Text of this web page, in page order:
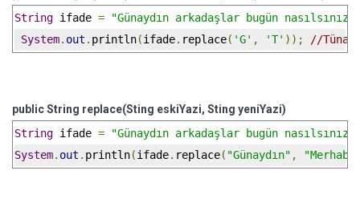
String ifade =
"Günaydın arkadaşlar bugün
System. out . println(ifade. replace( 'G' , 'T' )); //
public String replace(Sting eskiYazi, Sting yeniYazi)
String ifade =
"Günaydın arkadaşlar bugün
System. out . println(ifade. replace( "Günaydın" ,